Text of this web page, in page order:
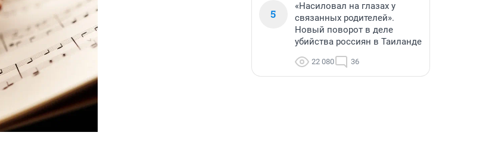
5
«Насиловал на глазах у
связанных родителей».
Новый поворот в деле
убийства россиян в Таиланде
22 080 36